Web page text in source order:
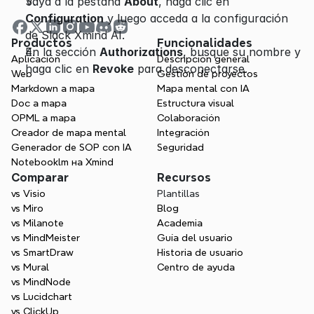
Configuration y luego acceda a la configuración
de Slack Xmind AI.
En la sección Authorizations, busque su nombre y
haga clic en Revoke para desconectarse.
Productos
Aplicación
Web
Markdown a mapa
Doc a mapa
OPML a mapa
Creador de mapa mental
Generador de SOP con IA
Notebooklm на Xmind
Funcionalidades
Descripción general
Gestión de proyectos
Mapa mental con IA
Estructura visual
Colaboración
Integración
Seguridad
Comparar
vs Visio
vs Miro
vs Milanote
vs MindMeister
vs SmartDraw
vs Mural
vs MindNode
vs Lucidchart
vs ClickUp
Recursos
Plantillas
Blog
Academia
Guía del usuario
Historia de usuario
Centro de ayuda